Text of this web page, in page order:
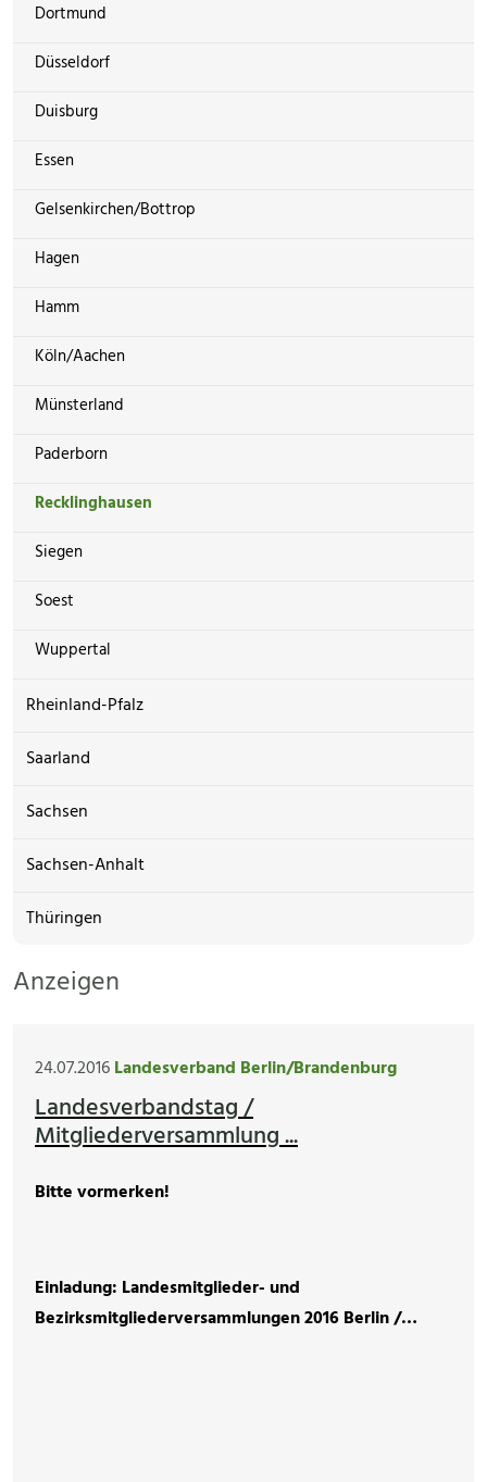
Dortmund
Düsseldorf
Duisburg
Essen
Gelsenkirchen/Bottrop
Hagen
Hamm
Köln/Aachen
Münsterland
Paderborn
Recklinghausen
Siegen
Soest
Wuppertal
Rheinland-Pfalz
Saarland
Sachsen
Sachsen-Anhalt
Thüringen
Anzeigen
24.07.2016Landesverband Berlin/Brandenburg
Landesverbandstag /
Mitgliederversammlung ...
Bitte vormerken!
Einladung: Landesmitglieder- und
Bezirksmitgliederversammlungen 2016 Berlin /…